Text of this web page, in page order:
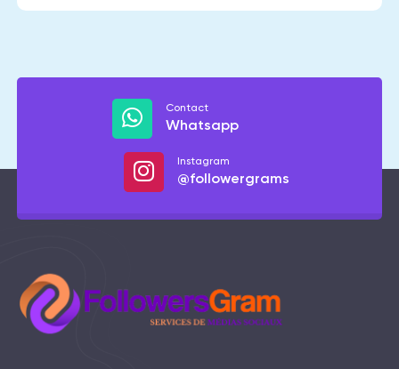
Contact
Whatsapp
Instagram
@followergrams